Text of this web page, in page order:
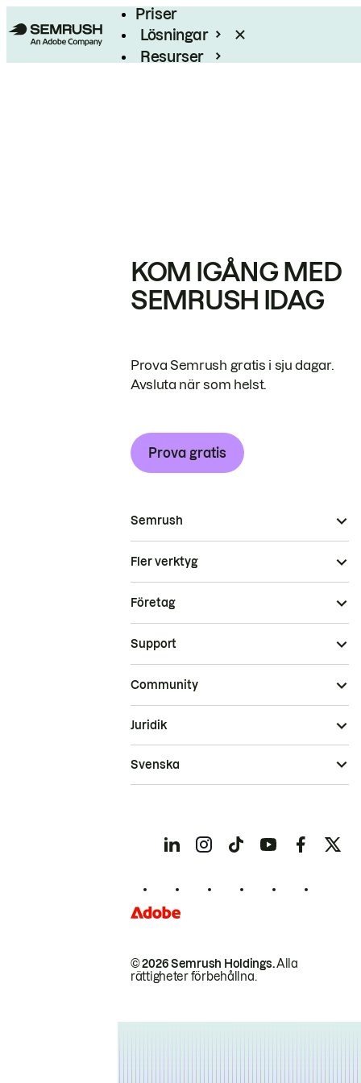
Priser
Lösningar
Resurser
KOM IGÅNG MED
SEMRUSH IDAG
Prova Semrush gratis i sju dagar.
Avsluta när som helst.
Prova gratis
Semrush
Fler verktyg
Företag
Support
Community
© 2026 Semrush Holdings.Alla
rättigheter förbehållna.
Juridik
Svenska